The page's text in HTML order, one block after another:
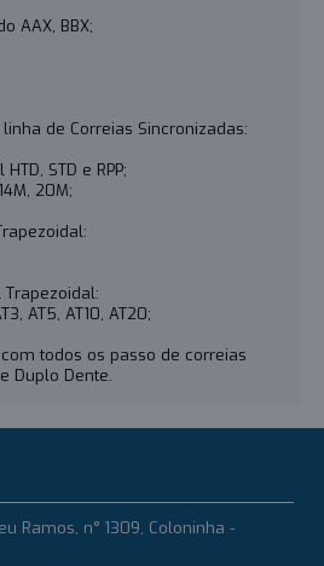
AAX, BBX;
de Correias Sincronizadas:
STD e RPP;
20M;
Trapezoidal:
AT5, AT10, AT20;
todos os passo de correias
Duplo Dente.
Ramos, n° 1309, Coloninha -